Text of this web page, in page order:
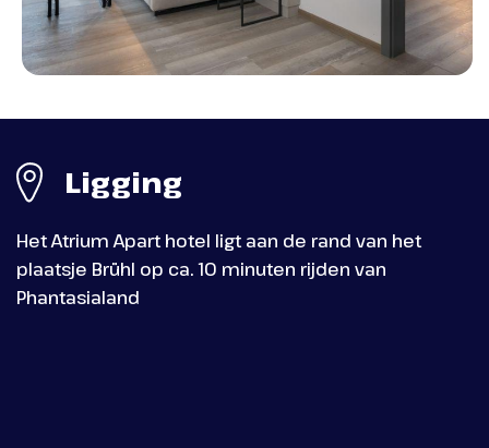
Ligging
Het Atrium Apart hotel ligt aan de rand van het
plaatsje Brühl op ca. 10 minuten rijden van
Phantasialand
Kunstzinnige etalages, prachtig stucwerk
en een fantastische bloemenzee: de jaren
twintig komen tot leven in Golden Berlin -